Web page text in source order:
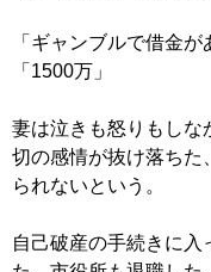
「ギャンブルで借金が
「1500万」
妻は泣きも怒りもしな
切の感情が抜け落ちた
られないという。
自己破産の手続きに入